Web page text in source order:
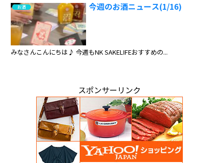
お酒 今週のお酒ニュース(1/16)
みなさんこんにちは♪ 今週もNK SAKELIFEおすすめの...
スポンサーリンク